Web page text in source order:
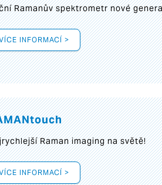
Ramanův spektrometr nové
INFORMACÍ >
Raman imaging na světě!
INFORMACÍ >